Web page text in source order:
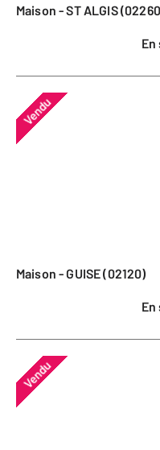
Maison - ST ALGIS
Vendu
Maison - GUISE (02120)
Vendu